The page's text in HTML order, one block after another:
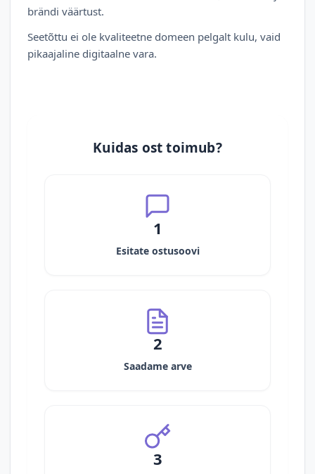
brändi väärtust.
Seetõttu ei ole kvaliteetne domeen pelgalt kulu, vaid
pikaajaline digitaalne vara.
Kuidas ost toimub?
1
Esitate ostusoovi
2
Saadame arve
3